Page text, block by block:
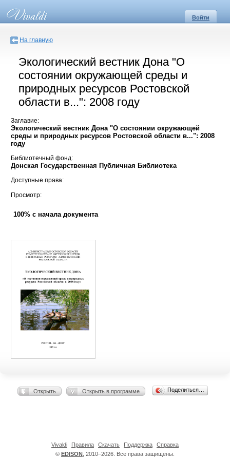
Войти
На главную
Экологический вестник Дона "О
состоянии окружающей среды и
природных ресурсов Ростовской
области в...": 2008 году
Заглавие:
Экологический вестник Дона "О состоянии окружающей
среды и природных ресурсов Ростовской области в...": 2008
году
Библиотечный фонд:
Донская Государственная Публичная Библиотека
Доступные права:
Просмотр:
100% с начала документа
Открыть Открыть в программе Поделиться…
© EDISON , 2010–2026. Все права защищены.
Vivaldi Правила Скачать Поддержка Справка